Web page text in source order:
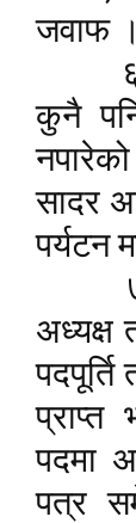
जवाफ ।
कुनै
सादर
पर्यटन
अध्यक्ष
पदमा
पत्र